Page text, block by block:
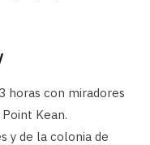
horas con miradores
Kean.
y de la colonia de